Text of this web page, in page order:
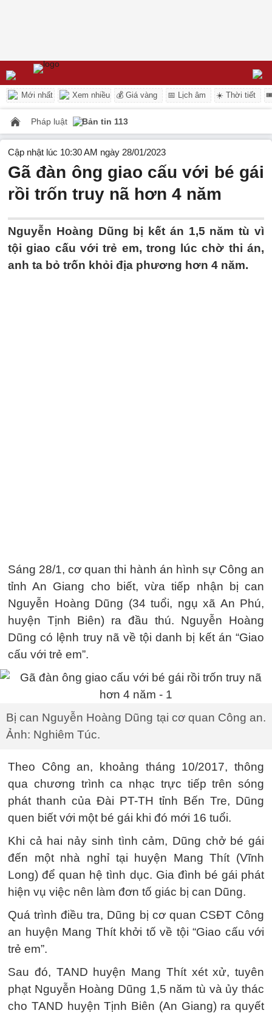
Mới nhất Xem nhiều 💰 Giá vàng 📅 Lịch âm ☀️ Thời tiết
Pháp luật Bản tin 113
Cập nhật lúc 10:30 AM ngày 28/01/2023
Gã đàn ông giao cấu với bé gái
rồi trốn truy nã hơn 4 năm
Nguyễn Hoàng Dũng bị kết án 1,5 năm tù vì
tội giao cấu với trẻ em, trong lúc chờ thi án,
anh ta bỏ trốn khỏi địa phương hơn 4 năm.
Sáng 28/1, cơ quan thi hành án hình sự Công an
tỉnh An Giang cho biết, vừa tiếp nhận bị can
Nguyễn Hoàng Dũng (34 tuổi, ngụ xã An Phú,
huyện Tịnh Biên) ra đầu thú. Nguyễn Hoàng
Dũng có lệnh truy nã về tội danh bị kết án “Giao
cấu với trẻ em”.
Bị can Nguyễn Hoàng Dũng tại cơ quan Công an.
Ảnh: Nghiêm Túc.
Theo Công an, khoảng tháng 10/2017, thông
qua chương trình ca nhạc trực tiếp trên sóng
phát thanh của Đài PT-TH tỉnh Bến Tre, Dũng
quen biết với một bé gái khi đó mới 16 tuổi.
Khi cả hai nảy sinh tình cảm, Dũng chở bé gái
đến một nhà nghỉ tại huyện Mang Thít (Vĩnh
Long) để quan hệ tình dục. Gia đình bé gái phát
hiện vụ việc nên làm đơn tố giác bị can Dũng.
Quá trình điều tra, Dũng bị cơ quan CSĐT Công
an huyện Mang Thít khởi tố về tội “Giao cấu với
trẻ em”.
Sau đó, TAND huyện Mang Thít xét xử, tuyên
phạt Nguyễn Hoàng Dũng 1,5 năm tù và ủy thác
cho TAND huyện Tịnh Biên (An Giang) ra quyết